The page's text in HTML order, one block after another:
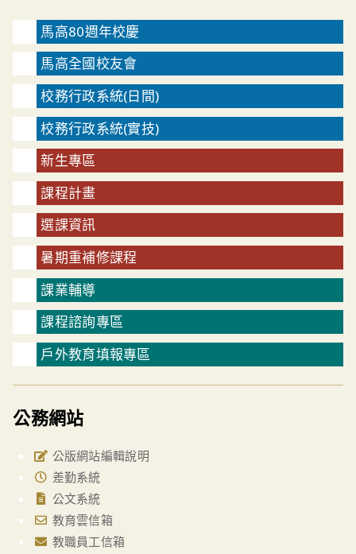
馬高80週年校慶
馬高全國校友會
校務行政系統(日間)
校務行政系統(實技)
新生專區
課程計畫
選課資訊
暑期重補修課程
課業輔導
課程諮詢專區
戶外教育填報專區
公務網站
公版網站編輯說明
差勤系統
公文系統
教育雲信箱
教職員工信箱